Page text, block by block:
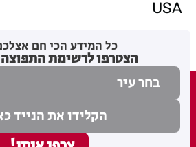
USA
כל המידע הכי חם
הצטרפו לרשימת התפוצה